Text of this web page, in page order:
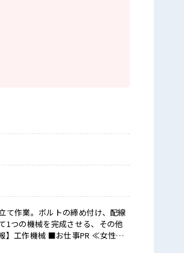
て作業。ボルトの締め付け、配線
1つの機械を完成させる、その他
事PR ≪女性も
い人向け≫ 高収入を希望される